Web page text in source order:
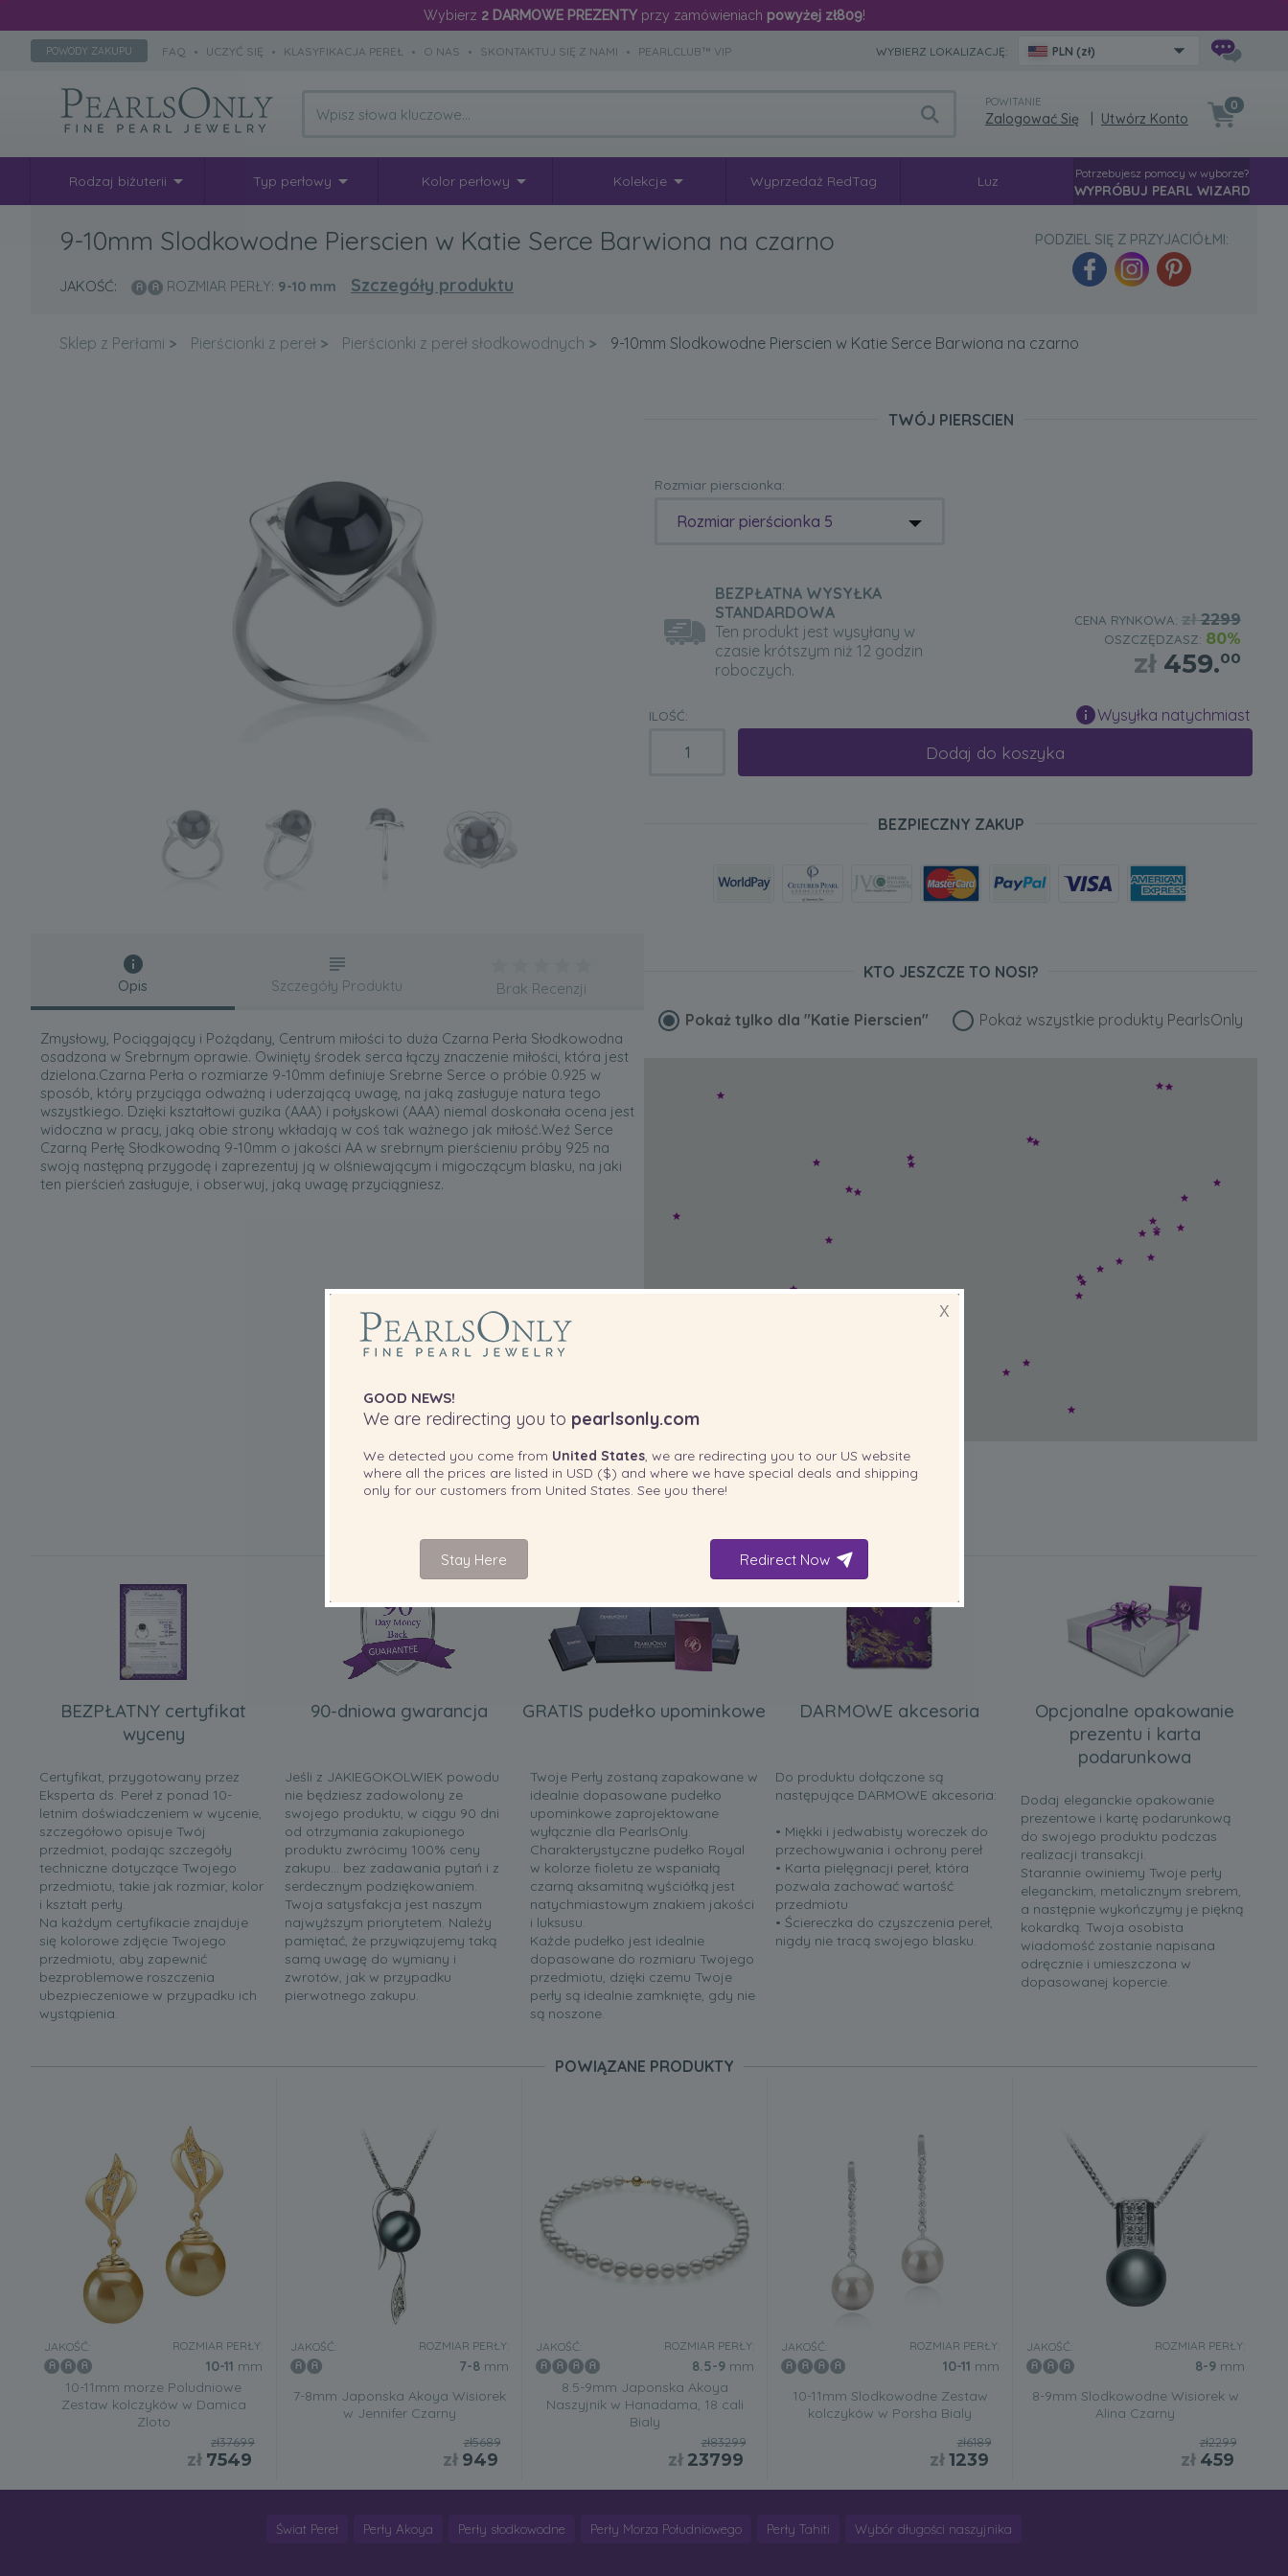
Wybierz 2 DARMOWE PREZENTYprzy zamówieniach powyżej zł809!
POWODY ZAKUPU FAQ • UCZYĆ SIĘ • KLASYFIKACJA PEREŁ • O NAS • SKONTAKTUJ SIĘ Z NAMI • PEARLCLUB™ VIP WYBIERZ LOKALIZACJĘ: PLN (zł)
POWITANIE
Zalogować Się| Utwórz Konto
0
Rodzaj biżuterii Typ perłowy Kolor perłowy Kolekcje Wyprzedaż RedTag Luz Potrzebujesz pomocy w wyborze?
WYPRÓBUJ PEARL WIZARD
9-10mm Slodkowodne Pierscien w Katie Serce Barwiona na czarno
JAKOŚĆ: ROZMIAR PERŁY: 9-10 mm Szczegóły produktu
PODZIEL SIĘ Z PRZYJACIÓŁMI:
Sklep z Perłami > Pierścionki z pereł > Pierścionki z pereł słodkowodnych > 9-10mm Slodkowodne Pierscien w Katie Serce Barwiona na czarno
TWÓJ PIERSCIEN
Rozmiar pierscionka:
Rozmiar pierścionka 5
BEZPŁATNA WYSYŁKA
STANDARDOWA
Ten produkt jest wysyłany w
czasie krótszym niż 12 godzin
roboczych.
CENA RYNKOWA: zł2299
OSZCZĘDZASZ: 80%
zł 459.00
ILOŚĆ: Wysyłka natychmiast
Dodaj do koszyka
BEZPIECZNY ZAKUP
Opis
Zmysłowy, Pociągający i Pożądany, Centrum miłości to duża Czarna Perła Słodkowodna
osadzona w Srebrnym oprawie. Owinięty środek serca łączy znaczenie miłości, która jest
dzielona.Czarna Perła o rozmiarze 9-10mm definiuje Srebrne Serce o próbie 0.925 w
sposób, który przyciąga odważną i uderzającą uwagę, na jaką zasługuje natura tego
wszystkiego. Dzięki kształtowi guzika (AAA) i połyskowi (AAA) niemal doskonała ocena jest
widoczna w pracy, jaką obie strony wkładają w coś tak ważnego jak miłość.Weź Serce
Czarną Perłę Słodkowodną 9-10mm o jakości AA w srebrnym pierścieniu próby 925 na
swoją następną przygodę i zaprezentuj ją w olśniewającym i migoczącym blasku, na jaki
ten pierścień zasługuje, i obserwuj, jaką uwagę przyciągniesz.
Szczegóły Produktu Brak Recenzji
KTO JESZCZE TO NOSI?
Pokaż tylko dla "Katie Pierscien" Pokaż wszystkie produkty PearlsOnly
DOŁĄCZONE DO TWOJEGO PRODUKTU
BEZPŁATNY certyfikat
wyceny
Certyfikat, przygotowany przez
Eksperta ds. Pereł z ponad 10-
letnim doświadczeniem w wycenie,
szczegółowo opisuje Twój
przedmiot, podając szczegóły
techniczne dotyczące Twojego
przedmiotu, takie jak rozmiar, kolor
i kształt perły.
Na każdym certyfikacie znajduje
się kolorowe zdjęcie Twojego
przedmiotu, aby zapewnić
bezproblemowe roszczenia
ubezpieczeniowe w przypadku ich
wystąpienia.
90-dniowa gwarancja
Jeśli z JAKIEGOKOLWIEK powodu
nie będziesz zadowolony ze
swojego produktu, w ciągu 90 dni
od otrzymania zakupionego
produktu zwrócimy 100% ceny
zakupu... bez zadawania pytań i z
serdecznym podziękowaniem.
Twoja satysfakcja jest naszym
najwyższym priorytetem. Należy
pamiętać, że przywiązujemy taką
samą uwagę do wymiany i
zwrotów, jak w przypadku
pierwotnego zakupu.
GRATIS pudełko upominkowe
Twoje Perły zostaną zapakowane w
idealnie dopasowane pudełko
upominkowe zaprojektowane
wyłącznie dla PearlsOnly.
Charakterystyczne pudełko Royal
w kolorze fioletu ze wspaniałą
czarną aksamitną wyściółką jest
natychmiastowym znakiem jakości
i luksusu.
Każde pudełko jest idealnie
dopasowane do rozmiaru Twojego
przedmiotu, dzięki czemu Twoje
perły są idealnie zamknięte, gdy nie
są noszone.
DARMOWE akcesoria
Do produktu dołączone są
następujące DARMOWE akcesoria:
• Miękki i jedwabisty woreczek do
przechowywania i ochrony pereł
• Karta pielęgnacji pereł, która
pozwala zachować wartość
przedmiotu
• Ściereczka do czyszczenia pereł,
nigdy nie tracą swojego blasku.
Opcjonalne opakowanie
prezentu i karta
podarunkowa
Dodaj eleganckie opakowanie
prezentowe i kartę podarunkową
do swojego produktu podczas
realizacji transakcji.
Starannie owiniemy Twoje perły
eleganckim, metalicznym srebrem,
a następnie wykończymy je piękną
kokardką. Twoja osobista
wiadomość zostanie napisana
odręcznie i umieszczona w
dopasowanej kopercie.
POWIĄZANE PRODUKTY
JAKOŚĆ: ROZMIAR PERŁY:
10-11 mm
10-11mm morze Poludniowe
Zestaw kolczyków w Damica
Zloto
zł37699
zł 7549
JAKOŚĆ: ROZMIAR PERŁY:
7-8mm
7-8mm Japonska Akoya Wisiorek
w Jennifer Czarny
zł5689
zł 949
JAKOŚĆ: ROZMIAR PERŁY:
8.5-9mm
8.5-9mm Japonska Akoya
Naszyjnik w Hanadama, 18 cali
Bialy
zł83299
zł 23799
JAKOŚĆ: ROZMIAR PERŁY:
10-11 mm
10-11mm Slodkowodne Zestaw
kolczyków w Porsha Bialy
zł6189
zł1239
JAKOŚĆ: ROZMIAR PERŁY:
8-9mm
8-9mm Slodkowodne Wisiorek w
Alina Czarny
zł2299
zł 459
Świat Pereł Perły Akoya Perły słodkowodne Perły Morza Południowego Perły Tahiti Wybór długości naszyjnika
X
GOOD NEWS!
We are redirecting you to pearlsonly.com
We detected you come from United States, we are redirecting you to our US website
where all the prices are listed in USD ($) and where we have special deals and shipping
only for our customers from United States. See you there!
Stay Here Redirect Now